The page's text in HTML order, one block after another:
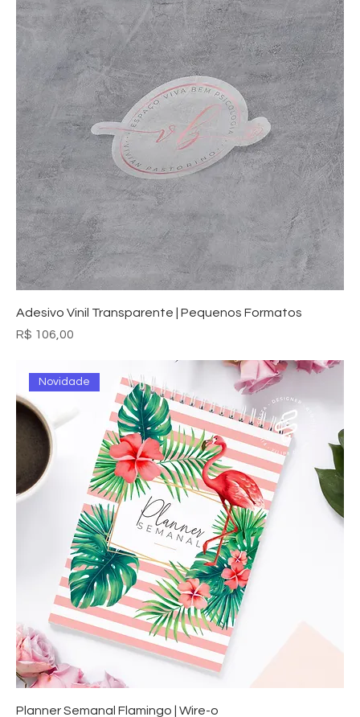
Adesivo Vinil Transparente | Pequenos Formatos
Preço
R$ 106,00
Novidade
Planner Semanal Flamingo | Wire-o